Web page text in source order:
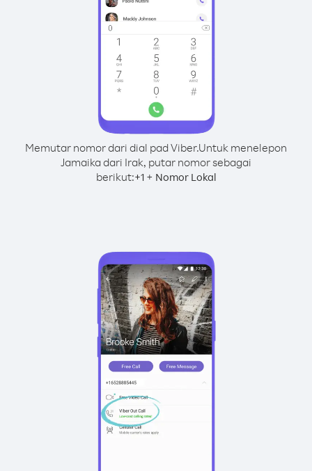
Memutar nomor dari dial pad Viber.Untuk menelepon
Jamaika dari Irak, putar nomor sebagai
berikut:+1+ Nomor Lokal